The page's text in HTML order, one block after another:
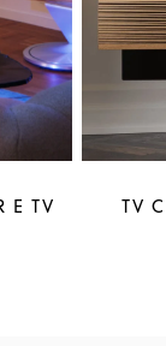
E TV TV